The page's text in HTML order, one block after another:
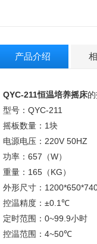
产品介绍
QYC-211恒温培养摇床
型号：QYC-211
摇板数量： 1块
电源电压： 220V 50HZ
功率： 657 （W）
重量： 165 （KG）
外形尺寸：
控温精度： ±0.1℃
定时范围： 0~99.9小时
控温范围： 4~50℃